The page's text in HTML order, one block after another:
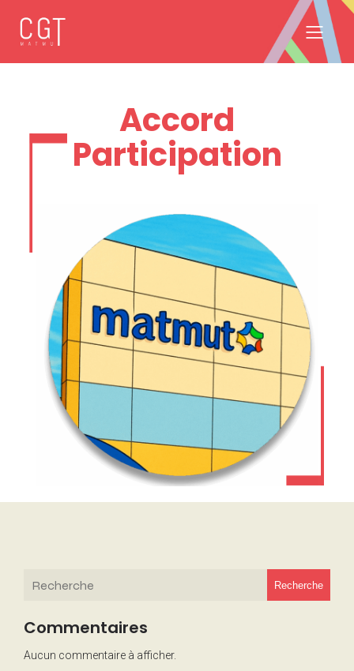
Accord
Participation
Recherche
Commentaires
Aucun commentaire à afficher.